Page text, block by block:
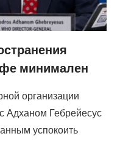
минимален
организации
Адханом Гебрейесус
успокоить